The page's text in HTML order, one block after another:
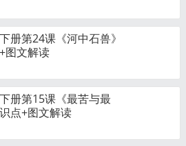
册第24课《河中石兽》
图文解读
册第15课《最苦与最
点+图文解读